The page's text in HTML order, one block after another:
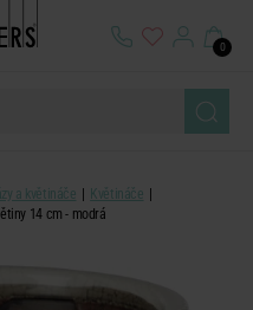
0
a květináče
Květináče
14 cm - modrá